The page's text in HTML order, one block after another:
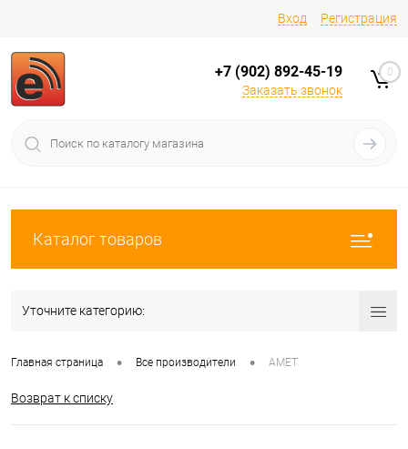
Вход Регистрация
+7 (902) 892-45-19
Заказать звонок
0
Каталог товаров
Уточните категорию:
Главная страница • Все производители • АМЕТ
Возврат к списку